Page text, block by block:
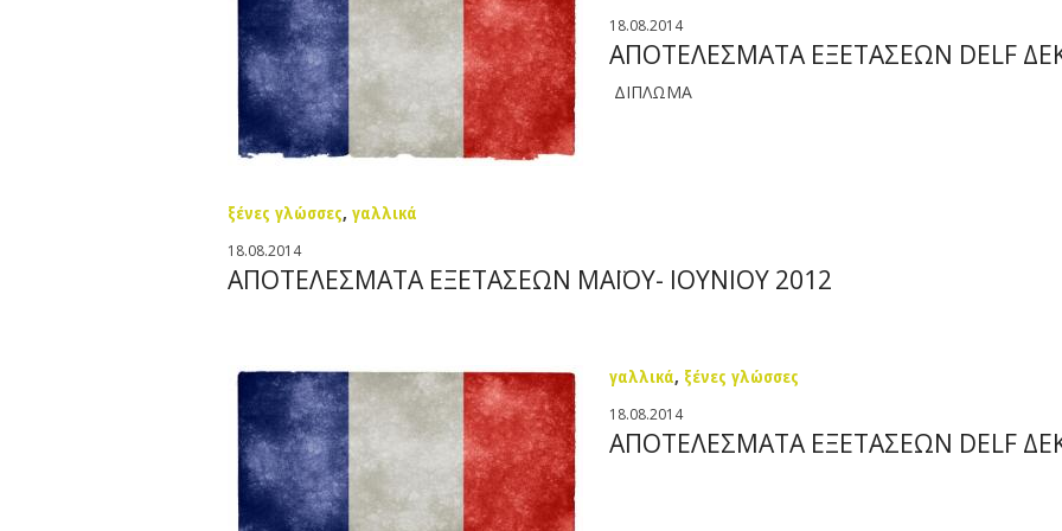
18.08.2014
AΠΟΤΕΛΕΣΜΑΤΑ ΕΞΕΤΑΣΕΩΝ DELF
ΔΙΠΛΩΜΑ
ξένες γλώσσες, γαλλικά
18.08.2014
AΠΟΤΕΛΕΣΜΑΤΑ ΕΞΕΤΑΣΕΩΝ ΜΑΪΟΥ- ΙΟΥΝΙΟΥ 2012
γαλλικά, ξένες γλώσσες
18.08.2014
ΑΠΟΤΕΛΕΣΜΑΤΑ ΕΞΕΤΑΣΕΩΝ DELF